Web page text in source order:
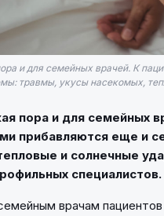
и для семейных врачей. К
травмы, укусы насекомых,
пора и для семейных
прибавляются еще и
и солнечные
специалистов.
врачам